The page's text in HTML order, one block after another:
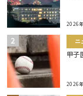
2026
ニ
甲子
2026